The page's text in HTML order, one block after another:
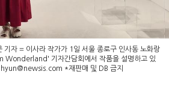
기자 = 이사라 작가가 1일 서울 종로구 인사동 노화랑
Wonderland' 기자간담회에서 작품을 설명하고 있
hyun@newsis.com *재판매 및 DB 금지